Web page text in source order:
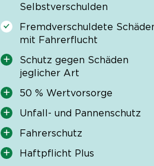
Selbstverschulden
Fremdverschuldete
mit Fahrerflucht
Schutz gegen Schäden
jeglicher Art
50 % Wertvorsorge
Unfall- und Pannenschutz
Fahrerschutz
Haftpflicht Plus